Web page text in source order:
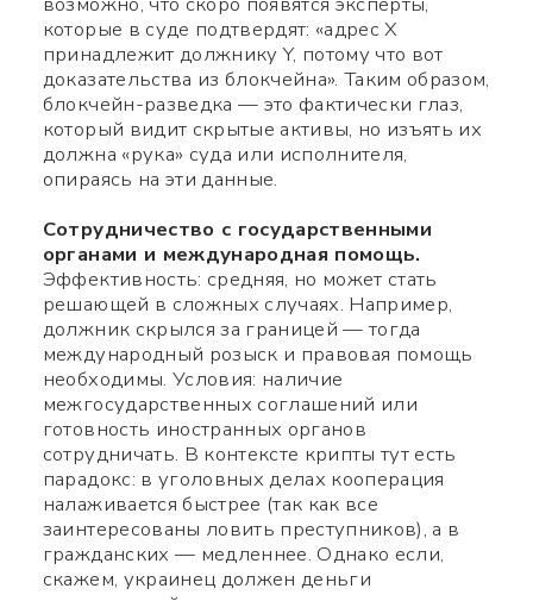
которые в суде подтвердят: «адрес Х
принадлежит должнику Y, потому что вот
доказательства из блокчейна». Таким образом,
блокчейн-разведка — это фактически глаз,
который видит скрытые активы, но изъять их
должна «рука» суда или исполнителя,
опираясь на эти данные.
Сотрудничество с государственными
органами и международная помощь.
Эффективность: средняя, но может стать
решающей в сложных случаях. Например,
должник скрылся за границей — тогда
международный розыск и правовая помощь
необходимы. Условия: наличие
межгосударственных соглашений или
готовность иностранных органов
сотрудничать. В контексте крипты тут есть
парадокс: в уголовных делах кооперация
налаживается быстрее (так как все
заинтересованы ловить преступников), а в
гражданских — медленнее. Однако если,
скажем, украинец должен деньги